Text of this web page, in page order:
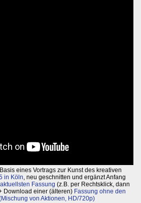
eines Vortrags zur Kunst des kreativen
in Köln, neu geschnitten und ergänzt Anfang
Fassung (z.B. per Rechtsklick, dann
Download einer (älteren) Fassung ohne den
von Aktionen, HD/720p)